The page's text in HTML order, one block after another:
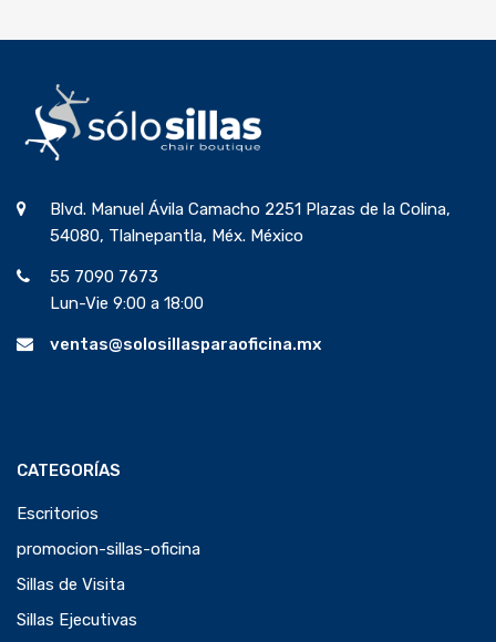
Blvd. Manuel Ávila Camacho 2251 Plazas de la Colina,
54080, Tlalnepantla, Méx. México
55 7090 7673
Lun-Vie 9:00 a 18:00
ventas@solosillasparaoficina.mx
CATEGORÍAS
Escritorios
promocion-sillas-oficina
Sillas de Visita
Sillas Ejecutivas